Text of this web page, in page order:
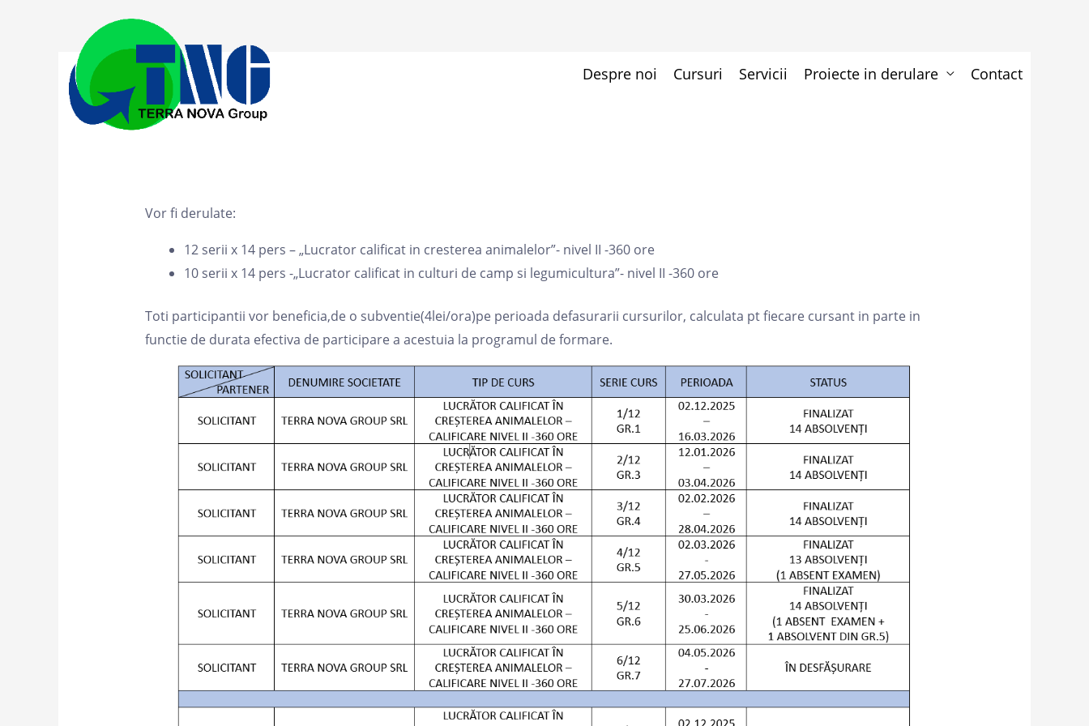
Despre noi Cursuri Servicii Proiecte in derulare Contact
Vor fi derulate:
12 serii x 14 pers – „Lucrator calificat in cresterea animalelor”- nivel II -360 ore
10 serii x 14 pers -„Lucrator calificat in culturi de camp si legumicultura”- nivel II -360 ore
Toti participantii vor beneficia,de o subventie(4lei/ora)pe perioada defasurarii cursurilor, calculata pt fiecare cursant in parte in
functie de durata efectiva de participare a acestuia la programul de formare.